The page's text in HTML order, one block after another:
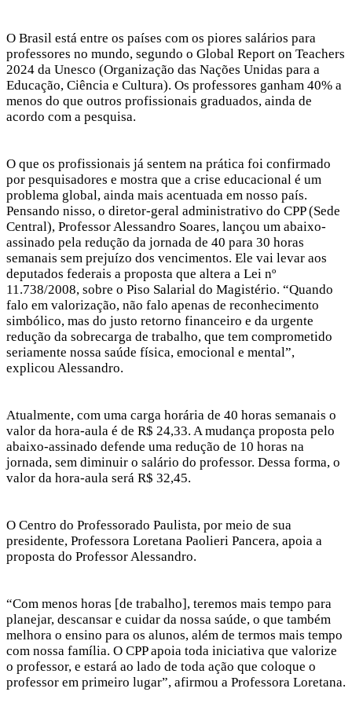
O Brasil está entre os países com os piores salários para
professores no mundo, segundo o Global Report on Teachers
2024 da Unesco (Organização das Nações Unidas para a
Educação, Ciência e Cultura). Os professores ganham 40% a
menos do que outros profissionais graduados, ainda de
acordo com a pesquisa.
O que os profissionais já sentem na prática foi confirmado
por pesquisadores e mostra que a crise educacional é um
problema global, ainda mais acentuada em nosso país.
Pensando nisso, o diretor-geral administrativo do CPP (Sede
Central), Professor Alessandro Soares, lançou um abaixo-
assinado pela redução da jornada de 40 para 30 horas
semanais sem prejuízo dos vencimentos. Ele vai levar aos
deputados federais a proposta que altera a Lei nº
11.738/2008, sobre o Piso Salarial do Magistério. “Quando
falo em valorização, não falo apenas de reconhecimento
simbólico, mas do justo retorno financeiro e da urgente
redução da sobrecarga de trabalho, que tem comprometido
seriamente nossa saúde física, emocional e mental”,
explicou Alessandro.
Atualmente, com uma carga horária de 40 horas semanais o
valor da hora-aula é de R$ 24,33. A mudança proposta pelo
abaixo-assinado defende uma redução de 10 horas na
jornada, sem diminuir o salário do professor. Dessa forma, o
valor da hora-aula será R$ 32,45.
O Centro do Professorado Paulista, por meio de sua
presidente, Professora Loretana Paolieri Pancera, apoia a
proposta do Professor Alessandro.
“Com menos horas [de trabalho], teremos mais tempo para
planejar, descansar e cuidar da nossa saúde, o que também
melhora o ensino para os alunos, além de termos mais tempo
com nossa família. O CPP apoia toda iniciativa que valorize
o professor, e estará ao lado de toda ação que coloque o
professor em primeiro lugar”, afirmou a Professora Loretana.